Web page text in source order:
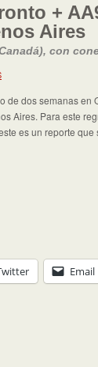
+
Aires
con
de dos semanas en
Aires. Para este
es un reporte que
Email